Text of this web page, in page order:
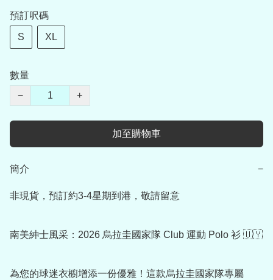
預訂呎碼
S XL
數量
−
+
加至購物車
簡介 −
非現貨，預訂約3-4星期到港，敬請留意
南美紳士風采：2026 烏拉圭國家隊 Club 運動 Polo 衫 🇺🇾
為您的球迷衣櫥增添一份優雅！這款烏拉圭國家隊專屬